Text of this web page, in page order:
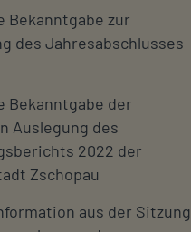
Bekanntgabe zur
des Jahresabschlusses
Bekanntgabe der
Auslegung des
2022 der
Zschopau
aus der Sitzung